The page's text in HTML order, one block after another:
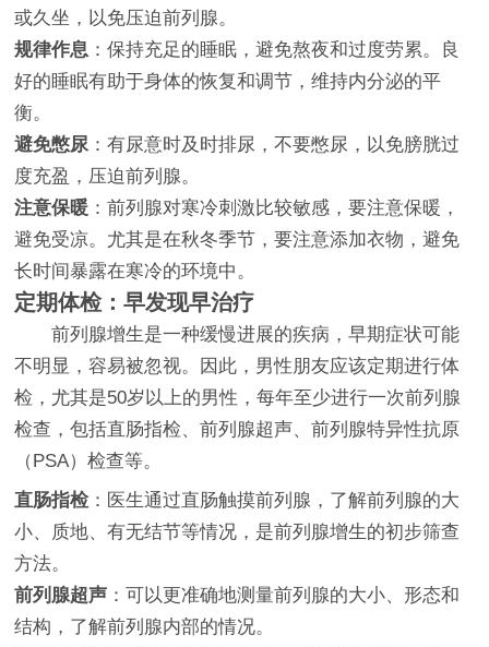
或久坐，以免压迫前列腺。
规律作息 ：保持充足的睡眠，避免熬夜和过度劳累。良
好的睡眠有助于身体的恢复和调节，维持内分泌的平
衡。
避免憋尿 ：有尿意时及时排尿，不要憋尿，以免膀胱过
度充盈，压迫前列腺。
注意保暖 ：前列腺对寒冷刺激比较敏感，要注意保暖，
避免受凉。尤其是在秋冬季节，要注意添加衣物，避免
长时间暴露在寒冷的环境中。
定期体检：早发现早治疗
前列腺增生是一种缓慢进展的疾病，早期症状可能
不明显，容易被忽视。因此，男性朋友应该定期进行体
检，尤其是50岁以上的男性，每年至少进行一次前列腺
检查，包括直肠指检、前列腺超声、前列腺特异性抗原
（PSA）检查等。
直肠指检 ：医生通过直肠触摸前列腺，了解前列腺的大
小、质地、有无结节等情况，是前列腺增生的初步筛查
方法。
前列腺超声 ：可以更准确地测量前列腺的大小、形态和
结构，了解前列腺内部的情况。